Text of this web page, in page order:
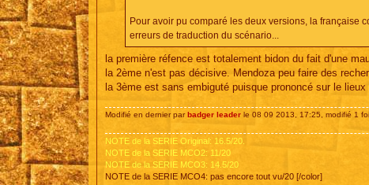
Pour avoir pu comparé les deux versions, la française
erreurs de traduction du scénario...
la première réfence est totalement bidon du fait d'une
la 2ème n'est pas décisive. Mendoza peu faire des
la 3ème est sans embiguté puisque prononcé sur le
Modifié en dernier parbadger leader le 08 09 2013, 17:25, modifié 1
NOTE de la SERIE Original: 16.5/20.
NOTE de la SERIE MCO2: 11/20
NOTE de la SERIE MCO3: 14.5/20
NOTE de la SERIE MCO4: pas encore tout vu/20 [/color]